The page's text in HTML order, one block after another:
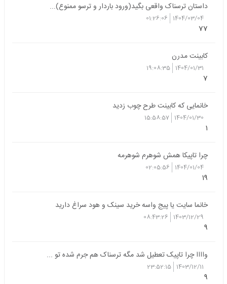
داستان ترسناک واقعی بگید(ورود باردار و ترسو ممنوع)...
1404/03/04
01:26:06
77
کابینت مدرن
1404/01/31
19:08:35
7
خانمایی که کابینت طرح چوب زدید
1404/01/30
15:58:57
1
چرا تاپیکا همش شوهرم شوهرمه
1404/01/04
02:05:56
19
خانما سایت یا پیج واسه خرید سینک و هود سراغ دارید
1403/12/29
08:43:26
9
واااا چرا تاپیک تعطیل شد مگه ترسناک هم جرم شده تو ...
1403/12/11
23:52:15
9